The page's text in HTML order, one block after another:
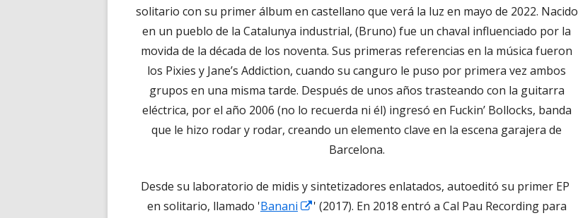
solitario con su primer álbum en castellano que verá la luz en mayo de 2022. Nacido
en un pueblo de la Catalunya industrial, (Bruno) fue un chaval influenciado por la
movida de la década de los noventa. Sus primeras referencias en la música fueron
los Pixies y Jane’s Addiction, cuando su canguro le puso por primera vez ambos
grupos en una misma tarde. Después de unos años trasteando con la guitarra
eléctrica, por el año 2006 (no lo recuerda ni él) ingresó en Fuckin’ Bollocks, banda
que le hizo rodar y rodar, creando un elemento clave en la escena garajera de
Barcelona.
Desde su laboratorio de midis y sintetizadores enlatados, autoeditó su primer EP
en solitario, llamado 'Banani
Abrir
' (2017). En 2018 entró a Cal Pau Recording para